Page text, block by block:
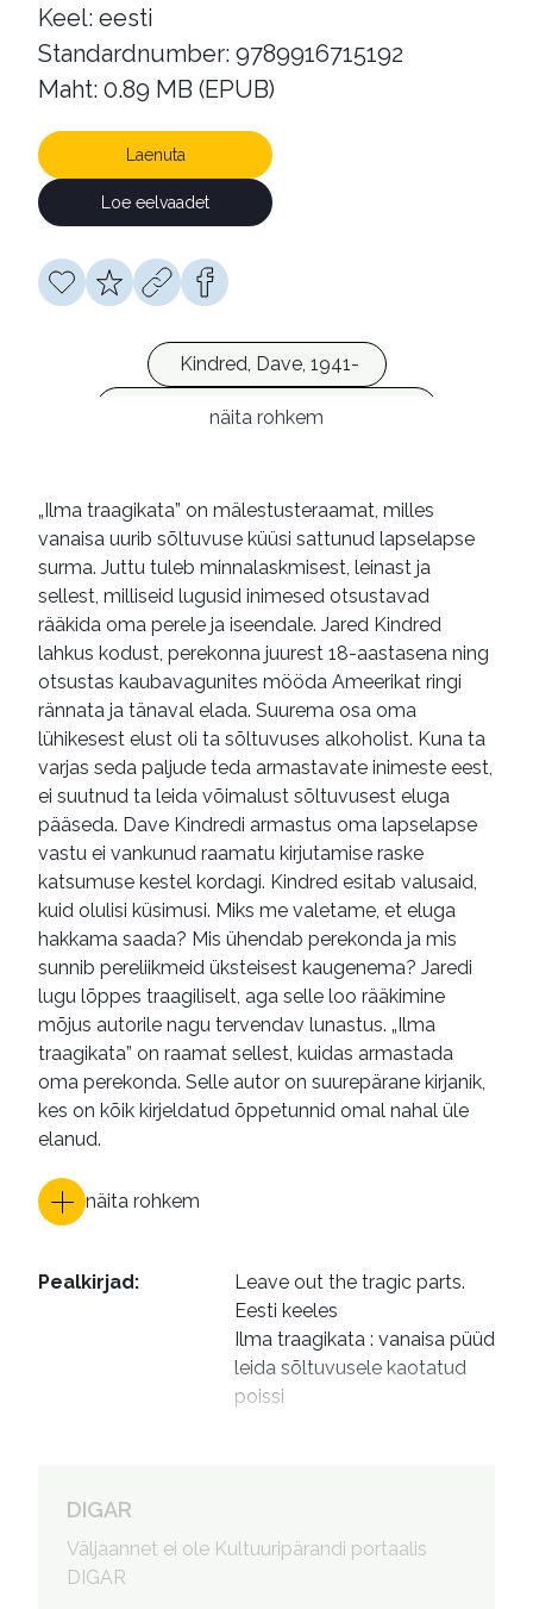
Keel: eesti
Standardnumber: 9789916715192
Maht: 0.89 MB (EPUB)
Laenuta
Loe eelvaadet
Kindred, Dave, 1941-
Kindred, Jared Glenn, 1988-2014
alkoholism
peresuhted
ameerika
ilukirjandus
dokumentaalkirjandus
mälestused
e-raamatud
näita rohkem
„Ilma traagikata” on mälestusteraamat, milles
vanaisa uurib sõltuvuse küüsi sattunud lapselapse
surma. Juttu tuleb minnalaskmisest, leinast ja
sellest, milliseid lugusid inimesed otsustavad
rääkida oma perele ja iseendale. Jared Kindred
lahkus kodust, perekonna juurest 18-aastasena ning
otsustas kaubavagunites mööda Ameerikat ringi
rännata ja tänaval elada. Suurema osa oma
lühikesest elust oli ta sõltuvuses alkoholist. Kuna ta
varjas seda paljude teda armastavate inimeste eest,
ei suutnud ta leida võimalust sõltuvusest eluga
pääseda. Dave Kindredi armastus oma lapselapse
vastu ei vankunud raamatu kirjutamise raske
katsumuse kestel kordagi. Kindred esitab valusaid,
kuid olulisi küsimusi. Miks me valetame, et eluga
hakkama saada? Mis ühendab perekonda ja mis
sunnib pereliikmeid üksteisest kaugenema? Jaredi
lugu lõppes traagiliselt, aga selle loo rääkimine
mõjus autorile nagu tervendav lunastus. „Ilma
traagikata” on raamat sellest, kuidas armastada
oma perekonda. Selle autor on suurepärane kirjanik,
kes on kõik kirjeldatud õppetunnid omal nahal üle
elanud.
näita rohkem
Pealkirjad:
Leave out the tragic parts.
Eesti keeles
Ilma traagikata : vanaisa püüd
leida sõltuvusele kaotatud
poissi
DIGAR
Väljaannet ei ole Kultuuripärandi portaalis
DIGAR